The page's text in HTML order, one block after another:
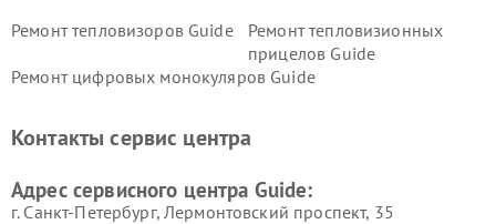
Ремонт тепловизоров Guide
Ремонт тепловизионных
прицелов Guide
Ремонт цифровых монокуляров Guide
Контакты сервис центра
Адрес сервисного центра Guide:
г. Санкт-Петербург, Лермонтовский проспект, 35